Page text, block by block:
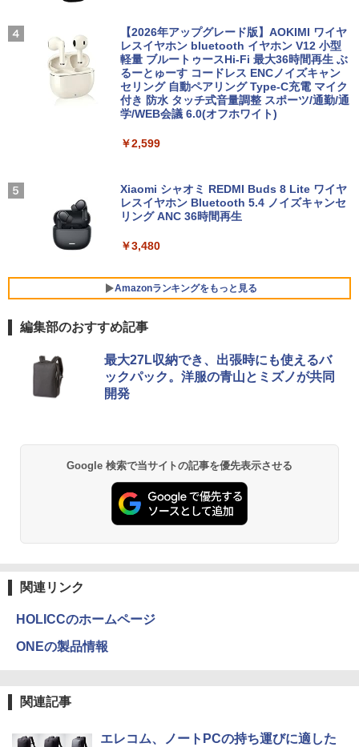
ア・8スレッド】富士通 LIFEBOOK A57
9/第8世代 Core i5/メモリ: 8GB/16GB/新
品 SSD:256GB/512GB/1TB/DVD/Wi-fi/1
5.6型/Office/HDMI/USB3.1/中古PC 中古
ノートパソコン Windows11 Win11正式
対応
【1500円OFFクーポン】【WEBカメラ
＆テンキー付き】ノートパソコン 15.6イ
ンチ SSD512GB メモリ16GB Corei5 第
DELL Latitude 3500 中古ノートパソコ
ン PC パソコン 中古ノートPC 中古PC 最
ルHD
エントリーで最大10倍！充実機能ノート
パソコン テンキー/DVD/WEBカメラ内蔵
￥18,000
￥13,800
アイオーデータ｜I-O DATA 液晶ディスプ
レイ(23.8型/ADS/FullHD 1920×1080/10
年保証・無輝点保証)(ホワイト) LCD-C2
￥25,977
Philips｜フィリップス 液晶ディスプレ
ms)(ブラック) 24E1N5600E/11
￥29,800
[9月上旬より発送予定][新品]HUNTER×H
UNTER ハンター×ハンター (1-39巻 最新
刊) 全巻セット [入荷予約]
￥19,096
ふかふかダンジョン攻略記〜俺の異世界
￥792
【2026年アップグレード版】AOKIMI ワイヤ
レスイヤホン bluetooth イヤホン V12 小型
軽量 ブルートゥースHi-Fi 最大36時間再生 ぶ
るーとゅーす コードレス ENCノイズキャン
セリング 自動ペアリング Type-C充電 マイク
付き 防水 タッチ式音量調整 スポーツ/通勤/通
学/WEB会議 6.0(オフホワイト)
￥2,599
Xiaomi シャオミ REDMI Buds 8 Lite ワイヤ
レスイヤホン Bluetooth 5.4 ノイズキャンセ
リング ANC 36時間再生
￥3,480
Amazonランキングをもっと見る
BRUCE WAYNE feat. Flo Milli, ATL Jacob
[Explicit]
￥250
[Explicit]
￥250
【Amazon.co.jp限定】 い・ろ・は・す 2L P
ET ラベルレス ×8本
￥1,112
富士山の天然水 バナジウム含有 水 ミネラル
ウォーター ペットボトル 静岡県産 500ミリリ
ットル (Smart Basic)
￥1,380
薬屋のひとりごと 17巻 (デジタル版ビッグガ
ンガンコミックス)
￥770
エース)
￥832
編集部のおすすめ記事
最大27L収納でき、出張時にも使えるバ
ックパック。洋服の青山とミズノが共同
開発
Google 検索で当サイトの記事を優先表示させる
関連リンク
HOLICCのホームページ
ONEの製品情報
関連記事
エレコム、ノートPCの持ち運びに適した